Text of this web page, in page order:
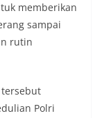
memberikan
sampai
rutin
Polri